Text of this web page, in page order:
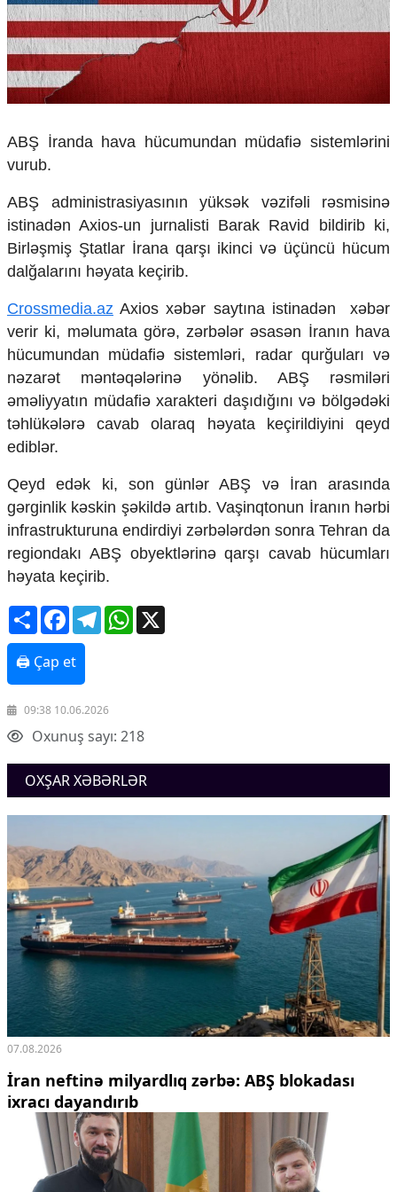
Çarpaz baxış
Təhlil
Siyasi
Geosiyasi
İqtisadi
Araşdırma
Multimedia
Foto
Video
İnfoqrafika
Podcast
Humanitar
Elm və təhsil
Mədəniyyət
Diaspor
Yüksəliş hekayəsi
Mədəniyyətimizin Zəfəri
Zəfər Diasporu
Səhiyyə
Turizm
İqtisadiyyat
İqtisadi xəbərlər
Energetika
Neft-qaz
Əmək və sosial siyasət
Kənd təsərrüfatı
Hərbi sənaye
Telekommunikasiya və nəqliyyat
COP29
Siyasət
Məhkəmə və hüquq
Ekologiya
Gənclər və İdman
Media və QHT
Hadisə
Sağlamlıq
Sosium
Mənəvi dəyərlər
Texnologiya
Mətbuat-150
Əlaqə
Missiyamız
ABŞ İranda hava hücumundan müdafiə sistemlərini
vurub.
ABŞ administrasiyasının yüksək vəzifəli rəsmisinə
istinadən Axios-un jurnalisti Barak Ravid
bildirib ki,
Birləşmiş Ştatlar İrana qarşı ikinci və üçüncü hücum
dalğalarını həyata keçirib.
Crossmedia.az Axios xəbər saytına istinadən xəbər
verir ki, məlumata görə, zərbələr əsasən İranın hava
hücumundan müdafiə sistemləri, radar qurğuları və
nəzarət məntəqələrinə yönəlib. ABŞ rəsmiləri
əməliyyatın müdafiə xarakteri daşıdığını və bölgədəki
təhlükələrə cavab olaraq həyata keçirildiyini qeyd
ediblər.
Qeyd edək ki, son günlər ABŞ və İran arasında
gərginlik kəskin şəkildə artıb. Vaşinqtonun İranın hərbi
infrastrukturuna endirdiyi zərbələrdən sonra Tehran da
regiondakı ABŞ obyektlərinə qarşı cavab hücumları
həyata keçirib.
ShareFacebookTelegramWhatsApp
🖨 Çap et
09:38 10.06.2026
Oxunuş sayı: 218
OXŞAR XƏBƏRLƏR
07.08.2026
İran neftinə milyardlıq zərbə: ABŞ blokadası
ixracı dayandırıb